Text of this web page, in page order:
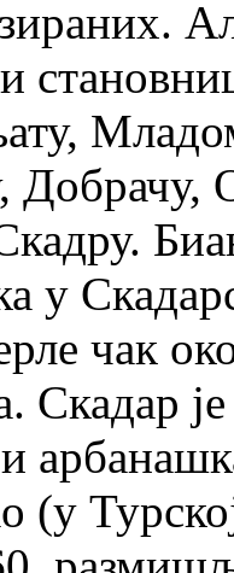
Добрачу,
у
чак
Скадар
(у